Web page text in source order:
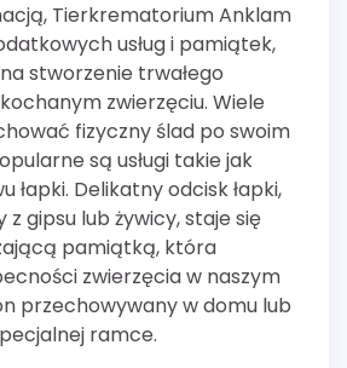
Tierkrematorium Anklam
usług i pamiątek,
stworzenie trwałego
zwierzęciu. Wiele
fizyczny ślad po swoim
są usługi takie jak
łapki. Delikatny odcisk łapki,
gipsu lub żywicy, staje się
pamiątką, która
zwierzęcia w naszym
przechowywany w domu lub
ramce.